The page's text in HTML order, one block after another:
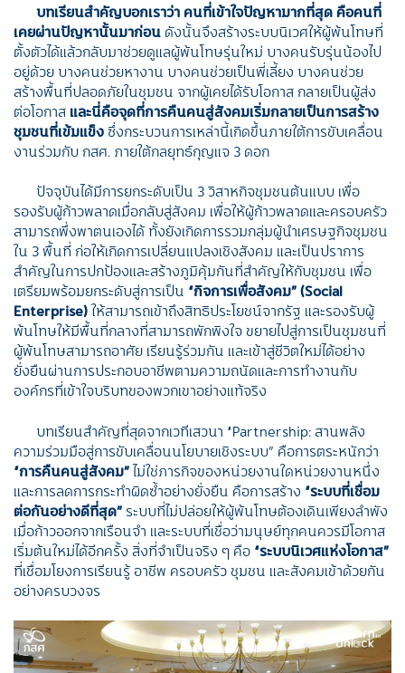
บทเรียนสำคัญบอกเราว่า คนที่เข้าใจปัญหามากที่สุด คือคนที่
เคยผ่านปัญหานั้นมาก่อน ดังนั้นจึงสร้างระบบนิเวศให้ผู้พ้นโทษที่
ตั้งตัวได้แล้วกลับมาช่วยดูแลผู้พ้นโทษรุ่นใหม่ บางคนรับรุ่นน้องไป
อยู่ด้วย บางคนช่วยหางาน บางคนช่วยเป็นพี่เลี้ยง บางคนช่วย
สร้างพื้นที่ปลอดภัยในชุมชน จากผู้เคยได้รับโอกาส กลายเป็นผู้ส่ง
ต่อโอกาส และนี่คือจุดที่การคืนคนสู่สังคมเริ่มกลายเป็นการสร้าง
ชุมชนที่เข้มแข็งซึ่งกระบวนการเหล่านี้เกิดขึ้นภายใต้การขับเคลื่อน
งานร่วมกับ กสศ. ภายใต้กลยุทธ์กุญแจ 3 ดอก
ปัจจุบันได้มีการยกระดับเป็น 3 วิสาหกิจชุมชนต้นแบบ เพื่อ
รองรับผู้ก้าวพลาดเมื่อกลับสู่สังคม เพื่อให้ผู้ก้าวพลาดและครอบครัว
สามารถพึ่งพาตนเองได้ ทั้งยังเกิดการรวมกลุ่มผู้นำเศรษฐกิจชุมชน
ใน 3 พื้นที่ ก่อให้เกิดการเปลี่ยนแปลงเชิงสังคม และเป็นปราการ
สำคัญในการปกป้องและสร้างภูมิคุ้มกันที่สำคัญให้กับชุมชน เพื่อ
เตรียมพร้อมยกระดับสู่การเป็น “กิจการเพื่อสังคม” (Social
Enterprise)ให้สามารถเข้าถึงสิทธิประโยชน์จากรัฐ และรองรับผู้
พ้นโทษให้มีพื้นที่กลางที่สามารถพักพิงใจ ขยายไปสู่การเป็นชุมชนที่
ผู้พ้นโทษสามารถอาศัย เรียนรู้ร่วมกัน และเข้าสู่ชีวิตใหม่ได้อย่าง
ยั่งยืนผ่านการประกอบอาชีพตามความถนัดและการทำงานกับ
องค์กรที่เข้าใจบริบทของพวกเขาอย่างแท้จริง
บทเรียนสำคัญที่สุดจากเวทีเสวนา “Partnership: สานพลัง
ความร่วมมือสู่การขับเคลื่อนนโยบายเชิงระบบ” คือการตระหนักว่า
“การคืนคนสู่สังคม”ไม่ใช่ภารกิจของหน่วยงานใดหน่วยงานหนึ่ง
และการลดการกระทำผิดซ้ำอย่างยั่งยืน คือการสร้าง “ระบบที่เชื่อม
ต่อกันอย่างดีที่สุด” ระบบที่ไม่ปล่อยให้ผู้พ้นโทษต้องเดินเพียงลำพัง
เมื่อก้าวออกจากเรือนจำ และระบบที่เชื่อว่ามนุษย์ทุกคนควรมีโอกาส
เริ่มต้นใหม่ได้อีกครั้ง สิ่งที่จำเป็นจริง ๆ คือ “ระบบนิเวศแห่งโอกาส”
ที่เชื่อมโยงการเรียนรู้ อาชีพ ครอบครัว ชุมชน และสังคมเข้าด้วยกัน
อย่างครบวงจร